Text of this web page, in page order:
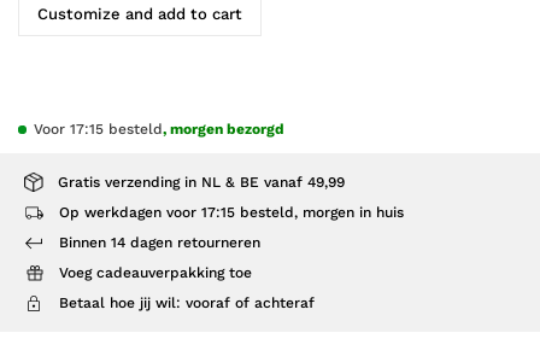
Gratis verzending in NL & BE vanaf 49,99
Op werkdagen voor 17:15 besteld, morgen in huis
Binnen 14 dagen retourneren
Voeg cadeauverpakking toe
Betaal hoe jij wil: vooraf of achteraf
Customize and add to cart
Voor 17:15 besteld, morgen bezorgd